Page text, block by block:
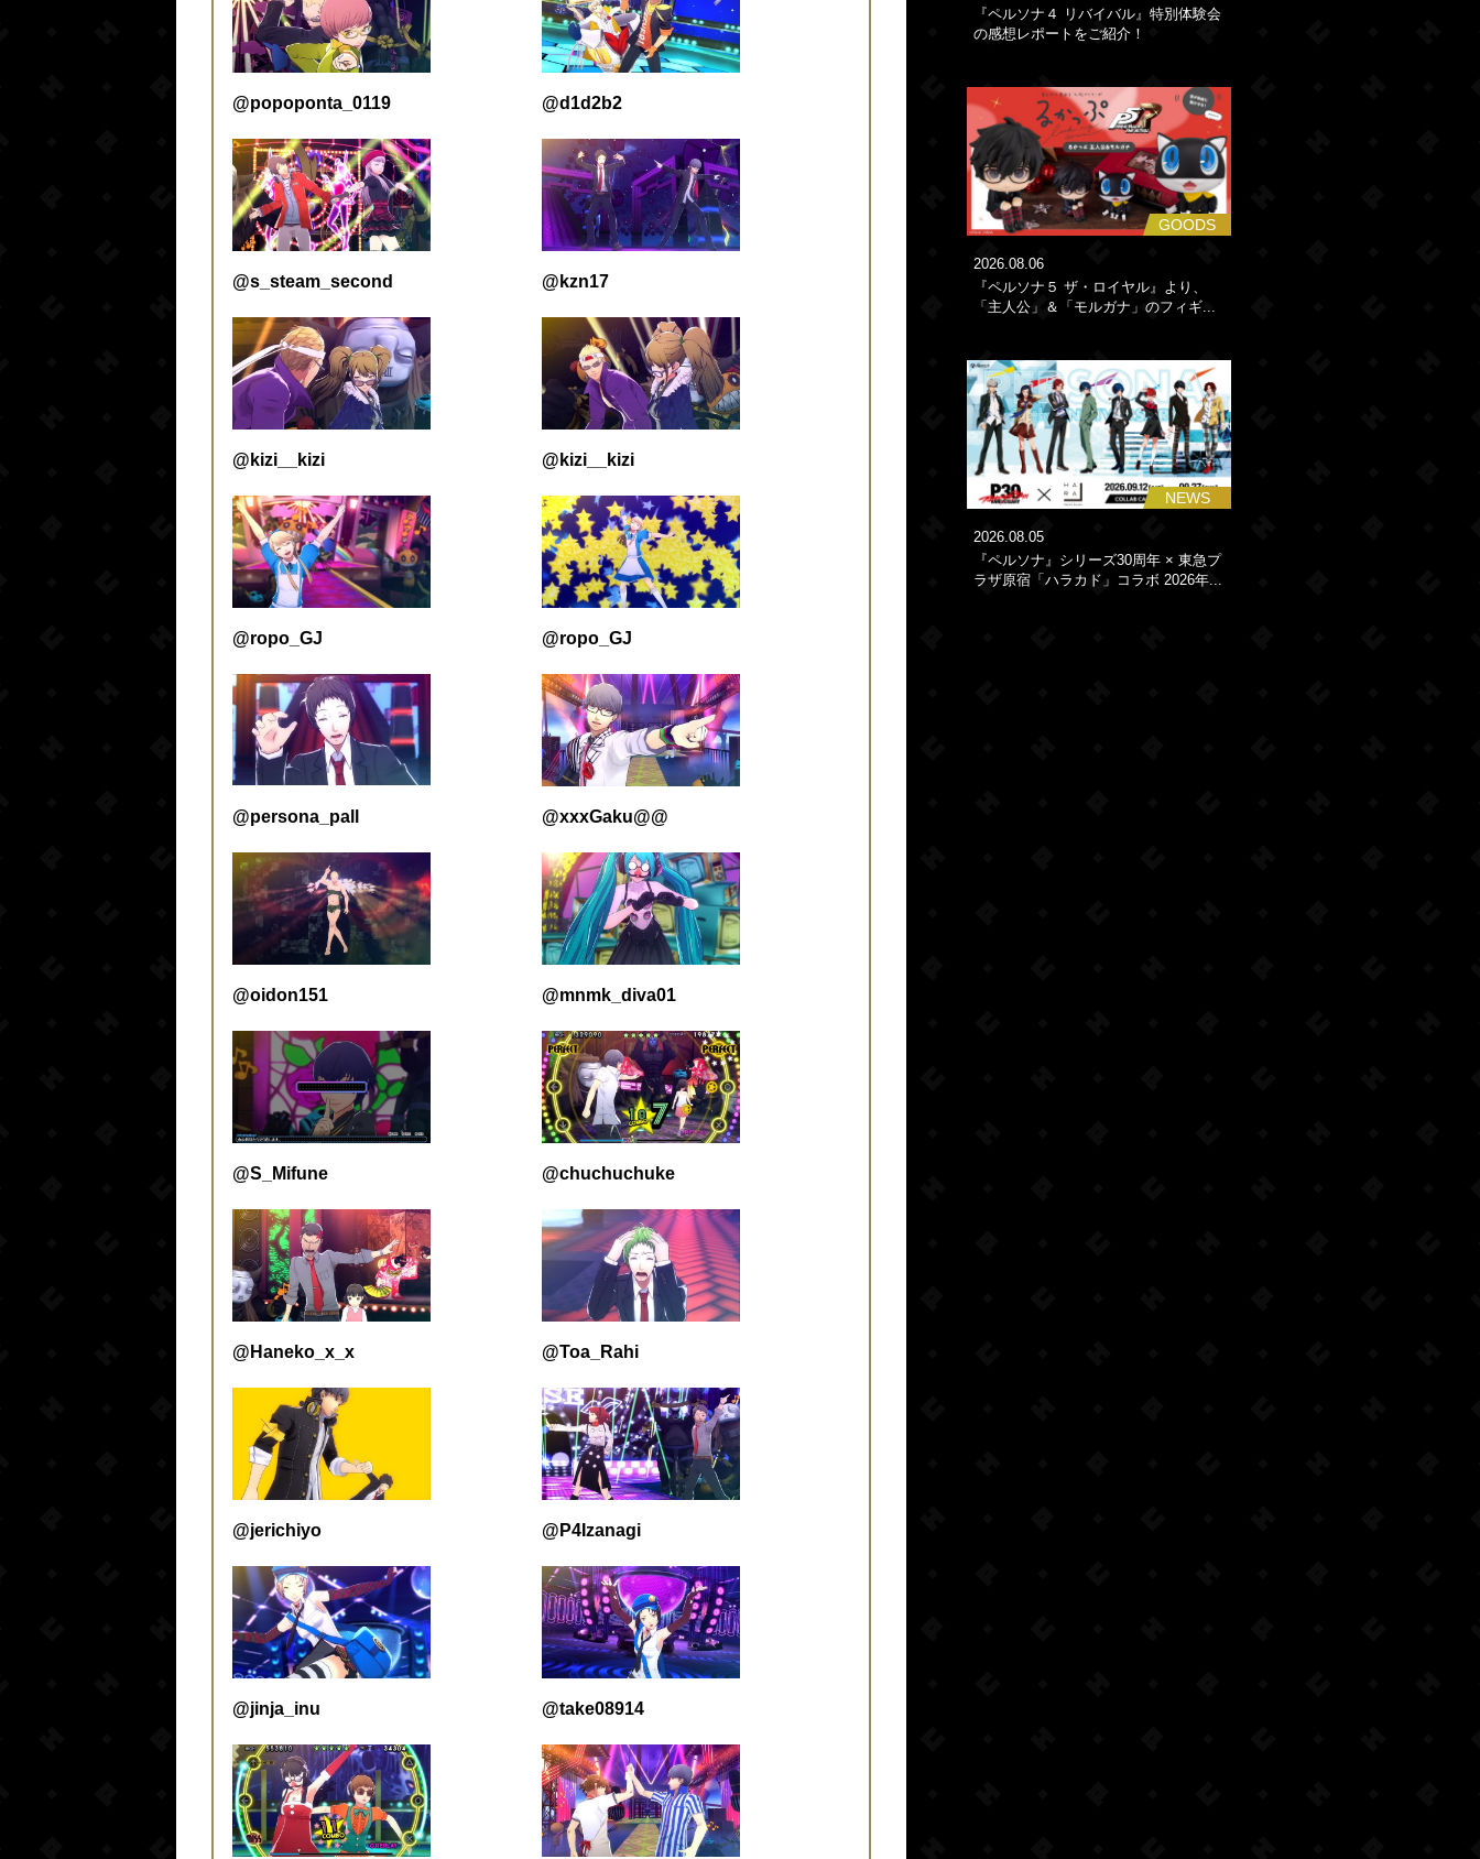
@popoponta_0119 @d1d2b2
@s_steam_second @kzn17
@kizi__kizi @kizi__kizi
@ropo_GJ @ropo_GJ
@persona_pall @xxxGaku@@
@oidon151 @mnmk_diva01
@S_Mifune @chuchuchuke
@Haneko_x_x @Toa_Rahi
@jerichiyo @P4Izanagi
@jinja_inu @take08914
『ペルソナ４ リバイバル』特別体験会
の感想レポートをご紹介！
GOODS
2026.08.06
『ペルソナ５ ザ・ロイヤル』より、
「主人公」＆「モルガナ」のフィギ...
NEWS
2026.08.05
『ペルソナ』シリーズ30周年 × 東急プ
ラザ原宿「ハラカド」コラボ 2026年...